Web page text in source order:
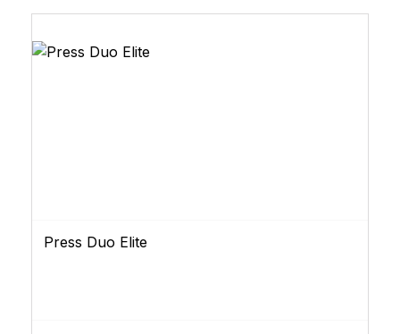
und angezeigt.
Press Duo Elite